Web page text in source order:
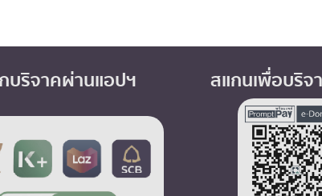
บริจาคผ่านแอปฯ สแกนเพื่อบริจ